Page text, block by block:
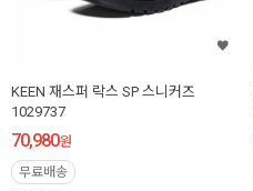
KEEN 재스퍼 락스 SP 스니커즈
1029737
70,980원
무료배송